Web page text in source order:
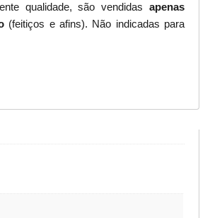
qualidade, são vendidas apenas
(feitiços e afins). Não indicadas para